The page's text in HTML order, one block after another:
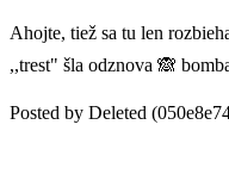
Ahojte, tiež sa tu len
,,trest" šla odznova 🙈
Posted by Deleted